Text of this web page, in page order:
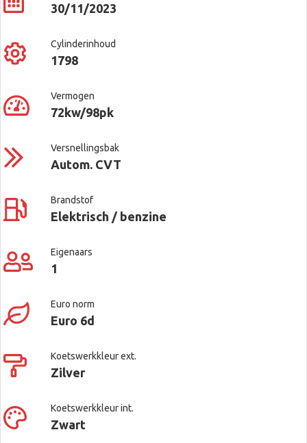
30/11/2023
Cylinderinhoud
1798
Vermogen
72kw/98pk
Versnellingsbak
Autom. CVT
Brandstof
Elektrisch / benzine
Eigenaars
1
Euro norm
Euro 6d
Koetswerkkleur ext.
Zilver
Koetswerkkleur int.
Zwart